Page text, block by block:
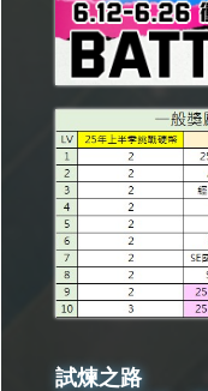
試煉之路